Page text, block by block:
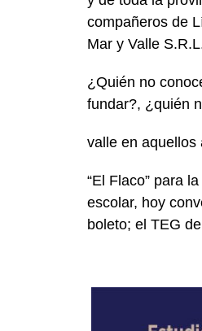
compañeros de
Mar y Valle
¿Quién no
fundar?, ¿quién
valle en aquellos
“El Flaco” para
escolar, hoy
boleto; el TEG